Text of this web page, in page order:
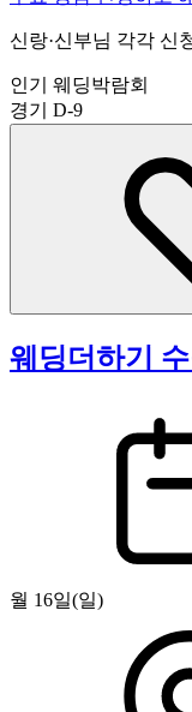
신랑·신부님 각각 신
인기 웨딩박람회
경기
D-9
웨딩더하기
월 16일(일)